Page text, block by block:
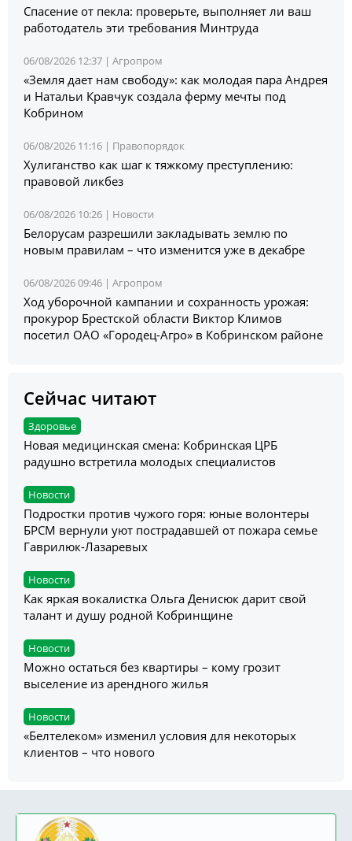
Спасение от пекла: проверьте, выполняет ли ваш
работодатель эти требования Минтруда
06/08/2026 12:37 | Агропром
«Земля дает нам свободу»: как молодая пара Андрея
и Натальи Кравчук создала ферму мечты под
Кобрином
06/08/2026 11:16 | Правопорядок
Хулиганство как шаг к тяжкому преступлению:
правовой ликбез
06/08/2026 10:26 | Новости
Белорусам разрешили закладывать землю по
новым правилам – что изменится уже в декабре
06/08/2026 09:46 | Агропром
Ход уборочной кампании и сохранность урожая:
прокурор Брестской области Виктор Климов
посетил ОАО «Городец-Агро» в Кобринском районе
Сейчас читают
Здоровье
Новая медицинская смена: Кобринская ЦРБ
радушно встретила молодых специалистов
Новости
Подростки против чужого горя: юные волонтеры
БРСМ вернули уют пострадавшей от пожара семье
Гаврилюк-Лазаревых
Новости
Как яркая вокалистка Ольга Денисюк дарит свой
талант и душу родной Кобринщине
Новости
Можно остаться без квартиры – кому грозит
выселение из арендного жилья
Новости
«Белтелеком» изменил условия для некоторых
клиентов – что нового